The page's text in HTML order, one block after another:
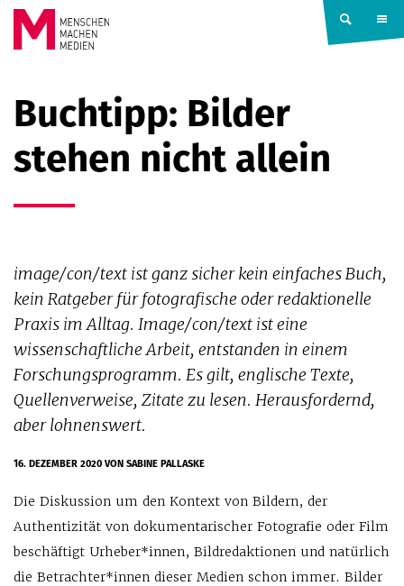
Springe zum Inhalt
MACHEN
MEDIEN
Buchtipp: Bilder
stehen nicht allein
image/con/text ist ganz sicher kein einfaches Buch,
kein Ratgeber für fotografische oder redaktionelle
Praxis im Alltag. Image/con/text ist eine
wissenschaftliche Arbeit, entstanden in einem
Forschungsprogramm. Es gilt, englische Texte,
Quellenverweise, Zitate zu lesen. Herausfordernd,
aber lohnenswert.
16. DEZEMBER 2020VON SABINE PALLASKE
Die Diskussion um den Kontext von Bildern, der
Authentizität von dokumentarischer Fotografie oder Film
beschäftigt Urheber*innen, Bildredaktionen und natürlich
die Betrachter*innen dieser Medien schon immer. Bilder